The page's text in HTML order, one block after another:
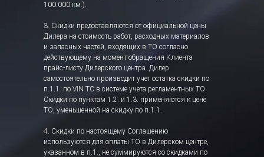
100.000 км.).
3. Скидки предоставляются от официальной цены
Дилера на стоимость работ, расходных материалов
и запасных частей, входящих в ТО согласно
действующему на момент обращения Клиента
прайс-листу Дилерского центра. Дилер
самостоятельно производит учет остатка скидки по
п.1.1. по VIN ТС в системе учета регламентных ТО.
Скидки по пунктам 1.2. и 1.3. применяются к цене
ТО, уменьшенной на скидку по п.1.1.
4. Скидки по настоящему Соглашению
используются для оплаты ТО в Дилерском центре,
указанном в п.1., не суммируются со скидками по